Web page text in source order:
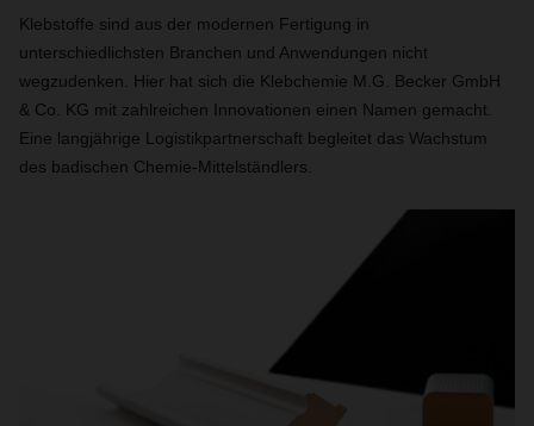
Klebstoffe sind aus der modernen Fertigung in
unterschiedlichsten Branchen und Anwendungen nicht
wegzudenken. Hier hat sich die Klebchemie M.G. Becker GmbH
& Co. KG mit zahlreichen Innovationen einen Namen gemacht.
Eine langjährige Logistikpartnerschaft begleitet das Wachstum
des badischen Chemie-Mittelständlers.